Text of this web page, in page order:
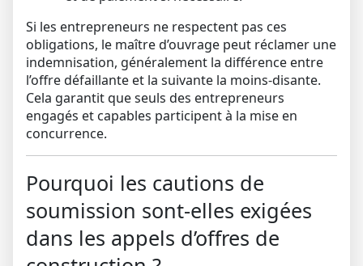
Si les entrepreneurs ne respectent pas ces
obligations, le maître d’ouvrage peut réclamer une
indemnisation, généralement la différence entre
l’offre défaillante et la suivante la moins-disante.
Cela garantit que seuls des entrepreneurs
engagés et capables participent à la mise en
concurrence.
Pourquoi les cautions de
soumission sont-elles exigées
dans les appels d’offres de